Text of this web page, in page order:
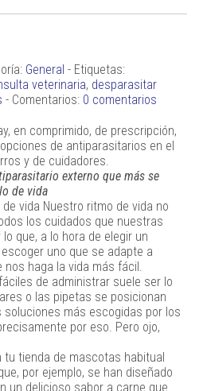
General - Etiquetas:
veterinaria, desparasitar
- Comentarios: 0 comentarios
en comprimido, de prescripción,
de antiparasitarios en el
y de cuidadores.
externo que más se
de vida
vida Nuestro ritmo de vida no
los cuidados que nuestras
que, a lo hora de elegir un
uno que se adapte a
haga la vida más fácil.
de administrar suele ser lo
o las pipetas se posicionan
más escogidas por los
por eso. Pero ojo,
tu tienda de mascotas habitual
por ejemplo, se han diseñado
un delicioso sabor a carne que